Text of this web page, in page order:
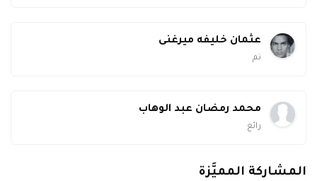
عثمان خليفه ميرغنى
تم
محمد رمضان عبد الوهاب
رائع
المشاركة المميَّزة